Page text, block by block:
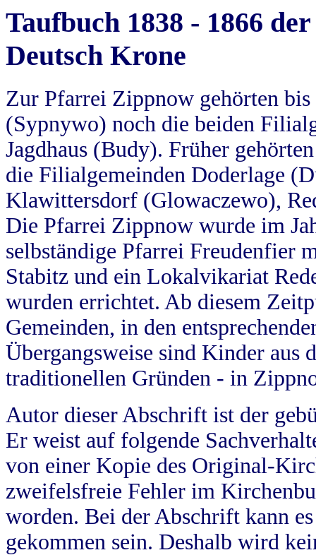
Taufbuch 1838 - 1866
Deutsch Krone
Zur Pfarrei Zippnow gehörten
(Sypnywo) noch die beiden
Jagdhaus (Budy). Früher
die Filialgemeinden Doderlage
Klawittersdorf (Glowaczewo),
Die Pfarrei Zippnow wurde im
selbständige Pfarrei Freudenfier
Stabitz und ein Lokalvikariat
wurden errichtet. Ab diesem
Gemeinden, in den
Übergangsweise sind Kinder aus
traditionellen Gründen - in
Autor dieser Abschrift ist der
Er weist auf folgende
von einer Kopie des Original-
zweifelsfreie Fehler im
worden. Bei der Abschrift kann
gekommen sein. Deshalb wird